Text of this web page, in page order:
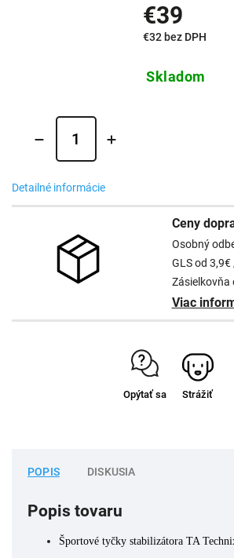
€39
€32 bez DPH
Skladom
Detailné informácie
Ceny
Osobný
GLS od
Zásielkovňa
Viac
Opýtať sa Strážiť
POPIS DISKUSIA
Popis tovaru
Športové tyčky stabilizátora TA